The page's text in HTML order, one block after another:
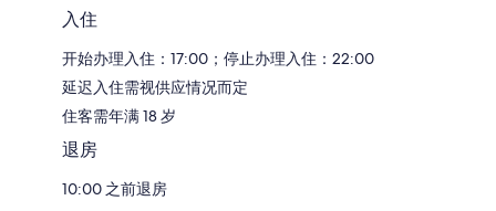
入住
开始办理入住：17:00；停止办理入住：22:00
延迟入住需视供应情况而定
住客需年满 18 岁
退房
10:00 之前退房